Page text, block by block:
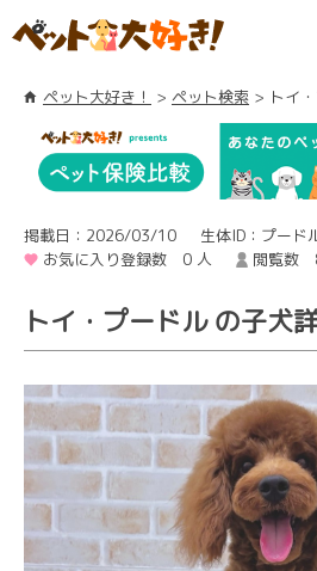
ペット大好き！ ペット検索 トイ
掲載日：2026/03/10
生体ID：プード
お気に入り登録数 0 人
閲覧数
トイ・プードル の子犬